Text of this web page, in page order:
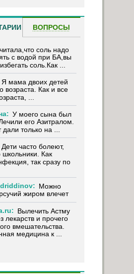
ВОПРОСЫ
соль надо
с водой при БА,вы
соль.Как ...
Я мама двоих детей
возраста. Как и все
...
У моего сына был
его Азитралом.
только на ...
Дети часто болеют,
школьники. Как
так сразу по
Можно
жиром влечет
Вылечить Астму
лекарств и прочего
вмешательства.
медицина к ...